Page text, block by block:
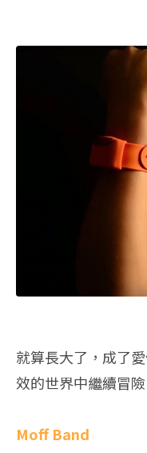
就算長大了，成了
效的世界中繼續冒
Moff Band